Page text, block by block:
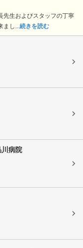
先生およびスタッフの丁寧
まし...続きを読む
病院